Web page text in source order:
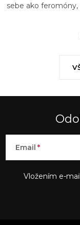
sebe ako
Email
Vložením e-